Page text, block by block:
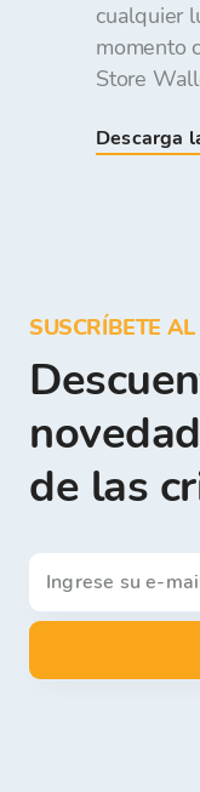
cualquier
momento
Store
Descarga
SUSCRÍBETE
de las